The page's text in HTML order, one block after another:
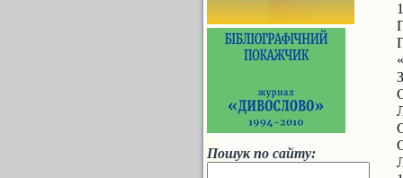
Пошук по сайту: